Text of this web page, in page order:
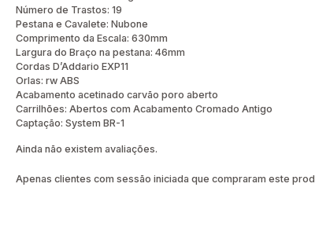
Número de Trastos: 19
Pestana e Cavalete: Nubone
Comprimento da Escala: 630mm
Largura do Braço na pestana: 46mm
Cordas D’Addario EXP11
Orlas: rw ABS
Acabamento acetinado carvão poro aberto
Carrilhões: Abertos com Acabamento Cromado Antigo
Captação: System BR-1
Ainda não existem avaliações.
Apenas clientes com sessão iniciada que compraram este